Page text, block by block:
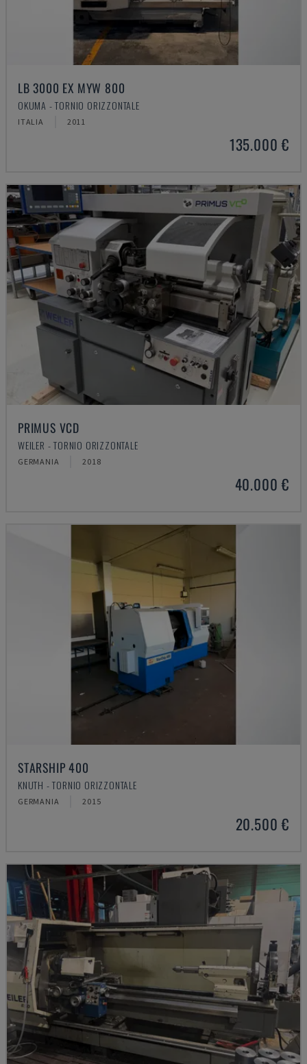
LB 3000 EX MYW 800
OKUMA - TORNIO ORIZZONTALE
ITALIA 2011
135.000 €
PRIMUS VCD
WEILER - TORNIO ORIZZONTALE
GERMANIA 2018
40.000 €
STARSHIP 400
KNUTH - TORNIO ORIZZONTALE
GERMANIA 2015
20.500 €